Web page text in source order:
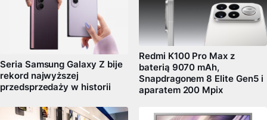
Seria Samsung Galaxy Z bije
rekord najwyższej
przedsprzedaży w historii
Redmi K100 Pro Max z
baterią 9070 mAh,
Snapdragonem 8 Elite Gen5 i
aparatem 200 Mpix